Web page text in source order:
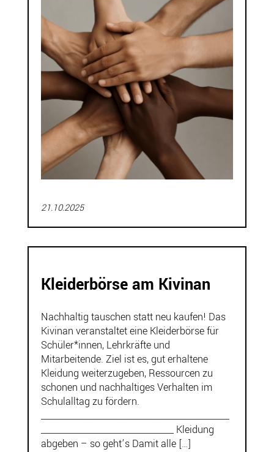
21.10.2025
Kleiderbörse am Kivinan
Nachhaltig tauschen statt neu kaufen! Das
Kivinan veranstaltet eine Kleiderbörse für
Schüler*innen, Lehrkräfte und
Mitarbeitende. Ziel ist es, gut erhaltene
Kleidung weiterzugeben, Ressourcen zu
schonen und nachhaltiges Verhalten im
Schulalltag zu fördern.
____________________________________________
_______________________________ Kleidung
abgeben – so geht’s Damit alle […]